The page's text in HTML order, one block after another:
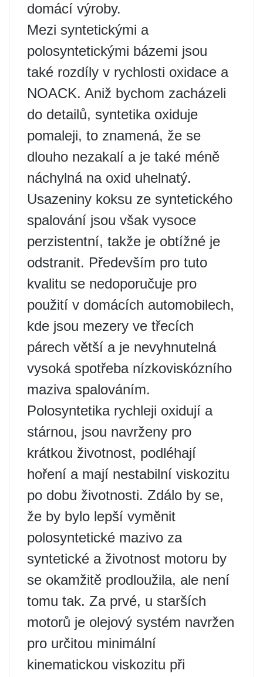
domácí výroby.
Mezi syntetickými a
polosyntetickými bázemi jsou
také rozdíly v rychlosti oxidace a
NOACK. Aniž bychom zacházeli
do detailů, syntetika oxiduje
pomaleji, to znamená, že se
dlouho nezakalí a je také méně
náchylná na oxid uhelnatý.
Usazeniny koksu ze syntetického
spalování jsou však vysoce
perzistentní, takže je obtížné je
odstranit. Především pro tuto
kvalitu se nedoporučuje pro
použití v domácích automobilech,
kde jsou mezery ve třecích
párech větší a je nevyhnutelná
vysoká spotřeba nízkoviskózního
maziva spalováním.
Polosyntetika rychleji oxidují a
stárnou, jsou navrženy pro
krátkou životnost, podléhají
hoření a mají nestabilní viskozitu
po dobu životnosti. Zdálo by se,
že by bylo lepší vyměnit
polosyntetické mazivo za
syntetické a životnost motoru by
se okamžitě prodloužila, ale není
tomu tak. Za prvé, u starších
motorů je olejový systém navržen
pro určitou minimální
kinematickou viskozitu při